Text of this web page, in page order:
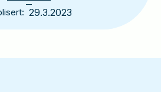
29.3.2023